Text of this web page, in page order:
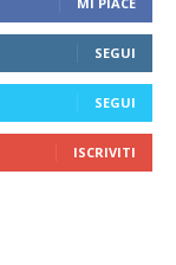
SEGUI
SEGUI
ISCRIVITI